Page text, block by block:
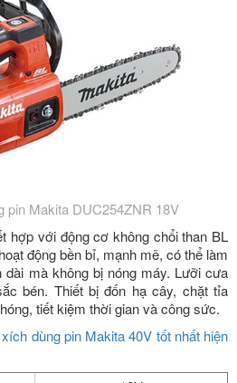
pin Makita DUC254ZNR 18V
hợp với động cơ không chổi than BL
động bền bỉ, mạnh mẽ, có thể làm
dài mà không bị nóng máy. Lưỡi cưa
bén. Thiết bị đốn hạ cây, chặt tỉa
tiết kiệm thời gian và công sức.
dùng pin Makita 40V tốt nhất hiện